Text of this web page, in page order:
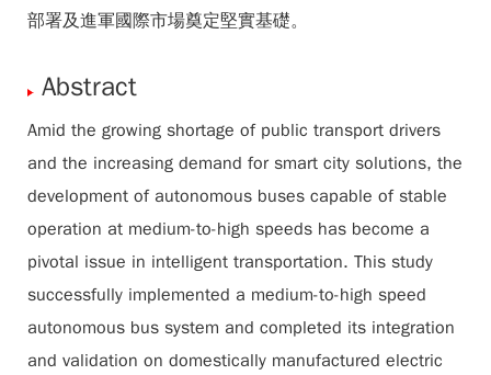
部署及進軍國際市場奠定堅實基礎。
Abstract
Amid the growing shortage of public transport drivers
and the increasing demand for smart city solutions, the
development of autonomous buses capable of stable
operation at medium-to-high speeds has become a
pivotal issue in intelligent transportation. This study
successfully implemented a medium-to-high speed
autonomous bus system and completed its integration
and validation on domestically manufactured electric